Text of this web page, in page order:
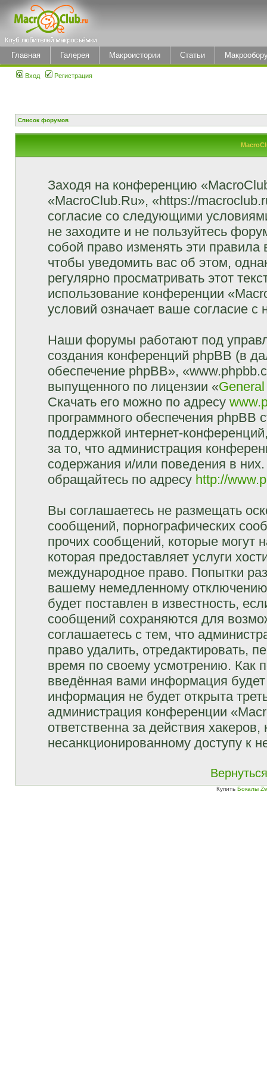
Главная Галерея Макроистории Статьи
Вход Регистрация
Список форумов
Заходя на конференцию
«MacroClub.Ru», «https://
согласие со следующими
не заходите и не пользуйтесь
собой право изменять эти
чтобы уведомить вас об этом,
регулярно просматривать этот
использование конференции
условий означает ваше согласие с
Наши форумы работают под
создания конференций phpBB (в
обеспечение phpBB»,
выпущенного по лицензии «
Скачать его можно по адресу
программного обеспечения phpBB
поддержкой интернет-
за то, что администрация
содержания и/или поведения в
обращайтесь по адресу http://
Вы соглашаетесь не размещать
сообщений, порнографических
прочих сообщений, которые могут
которая предоставляет услуги
международное право. Попытки
вашему немедленному
будет поставлен в известность,
сообщений сохраняются для
соглашаетесь с тем, что
право удалить, отредактировать,
время по своему усмотрению. Как
введённая вами информация
информация не будет открыта
администрация конференции
ответственна за действия
несанкционированному доступу к
Купить Бокалы